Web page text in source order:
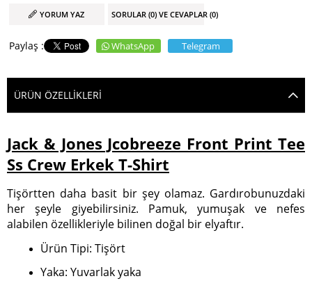
YORUM YAZ SORULAR (0) VE CEVAPLAR (0)
WhatsApp Telegram
ÜRÜN ÖZELLIKLERI
Jack & Jones Jcobreeze Front Print Tee
Ss Crew Erkek T-Shirt
Tişörtten daha basit bir şey olamaz. Gardırobunuzdaki
her şeyle giyebilirsiniz. Pamuk, yumuşak ve nefes
alabilen özellikleriyle bilinen doğal bir elyaftır.
Ürün Tipi: Tişört
Yaka: Yuvarlak yaka